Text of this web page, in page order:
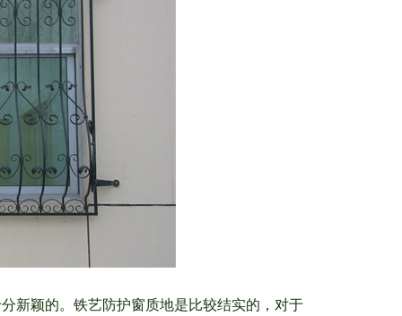
新颖的。铁艺防护窗质地是比较结实的，对于